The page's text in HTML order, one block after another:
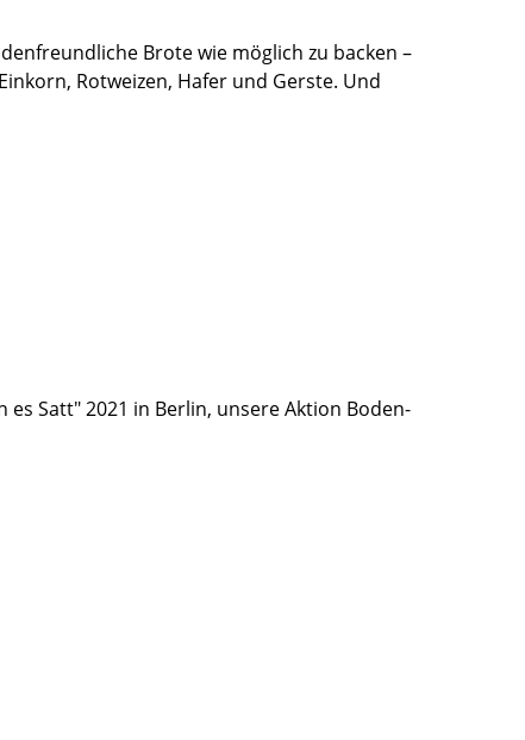
Brote wie möglich zu backen –
Rotweizen, Hafer und Gerste. Und
Satt" 2021 in Berlin, unsere Aktion Boden-